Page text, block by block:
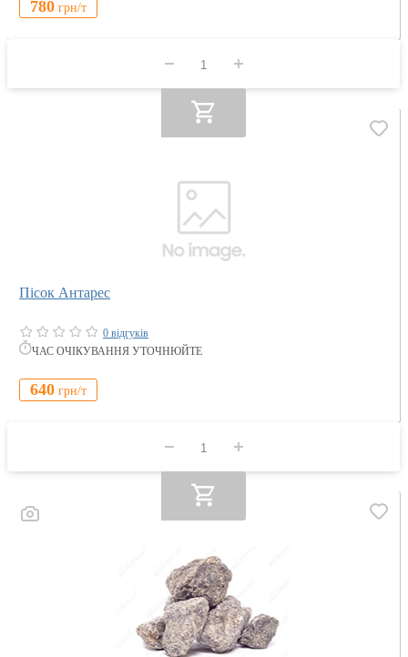
780 грн/т
Пісок Антарес
0 відгуків
ЧАС ОЧІКУВАННЯ УТОЧНЮЙТЕ
640 грн/т